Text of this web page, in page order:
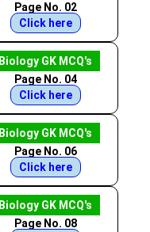
Page No. 02
Click here
Biology GK MCQ's
Page No. 04
Click here
Biology GK MCQ's
Page No. 06
Click here
Biology GK MCQ's
Page No. 08